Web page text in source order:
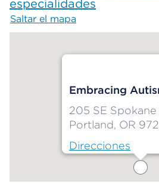
especialidades
Saltar el mapa
Embracing
205 SE
Portland, OR
Direcciones